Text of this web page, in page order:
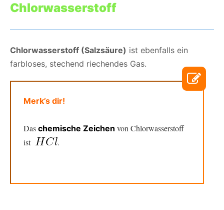
Chlorwasserstoff
Chlorwasserstoff (Salzsäure) ist ebenfalls ein
farbloses, stechend riechendes Gas.
Merk’s dir!
Das chemische Zeichen von Chlorwasserstoff
ist
.